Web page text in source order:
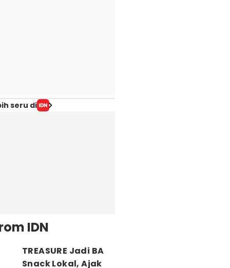
seru di
IDN
TREASURE Jadi BA
Snack Lokal, Ajak